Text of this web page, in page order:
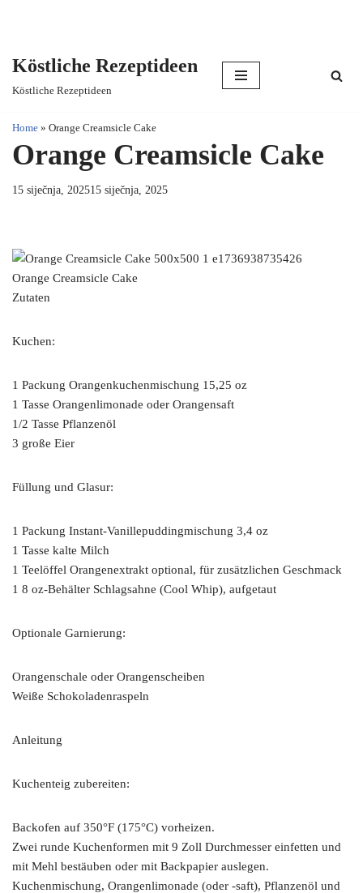
content
Köstliche Rezeptideen
Köstliche Rezeptideen
Home » Orange Creamsicle Cake
Orange Creamsicle Cake
15 siječnja, 202515 siječnja, 2025
Orange Creamsicle Cake
Zutaten
Kuchen:
1 Packung Orangenkuchenmischung 15,25 oz
1 Tasse Orangenlimonade oder Orangensaft
1/2 Tasse Pflanzenöl
3 große Eier
Füllung und Glasur:
1 Packung Instant-Vanillepuddingmischung 3,4 oz
1 Tasse kalte Milch
1 Teelöffel Orangenextrakt optional, für zusätzlichen Geschmack
1 8 oz-Behälter Schlagsahne (Cool Whip), aufgetaut
Optionale Garnierung:
Orangenschale oder Orangenscheiben
Weiße Schokoladenraspeln
Anleitung
Kuchenteig zubereiten:
Backofen auf 350°F (175°C) vorheizen.
Zwei runde Kuchenformen mit 9 Zoll Durchmesser einfetten und
mit Mehl bestäuben oder mit Backpapier auslegen.
Kuchenmischung, Orangenlimonade (oder -saft), Pflanzenöl und